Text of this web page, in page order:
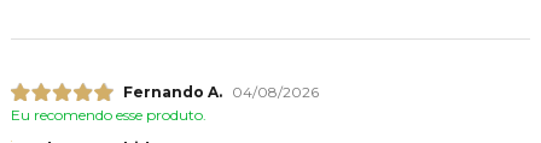
Fernando A.
04/08/2026
Eu recomendo esse produto.